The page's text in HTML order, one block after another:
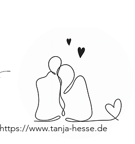
https://www.tanja-hesse.de